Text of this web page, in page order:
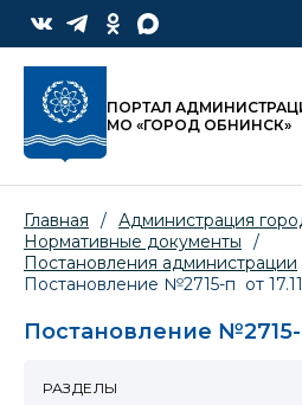
ПОРТАЛ
МО «ГОРОД ОБНИНСК»
Главная / Администрация
Нормативные документы
/
Постановления администрации
Постановление №2715-п от
Постановление №2715-
РАЗДЕЛЫ